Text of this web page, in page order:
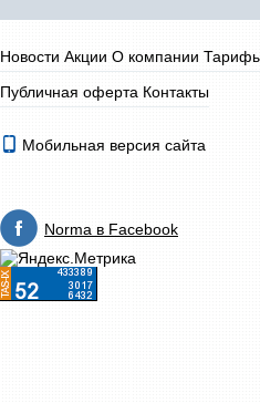
Новости Акции О компании
Публичная оферта Контакты
Мобильная версия сайта
Norma в Facebook